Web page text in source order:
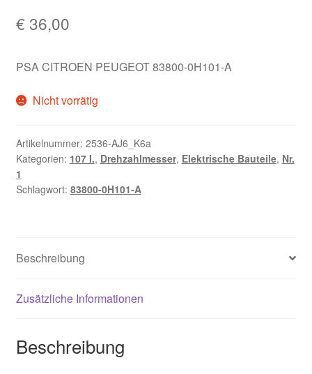
€ 36,00
PSA CITROEN PEUGEOT 83800-0H101-A
Nicht vorrätig
Artikelnummer: 2536-AJ6_K6a
Kategorien: 107 I., Drehzahlmesser, Elektrische Bauteile, Nr.
1
Schlagwort: 83800-0H101-A
Beschreibung
Zusätzliche Informationen
Beschreibung